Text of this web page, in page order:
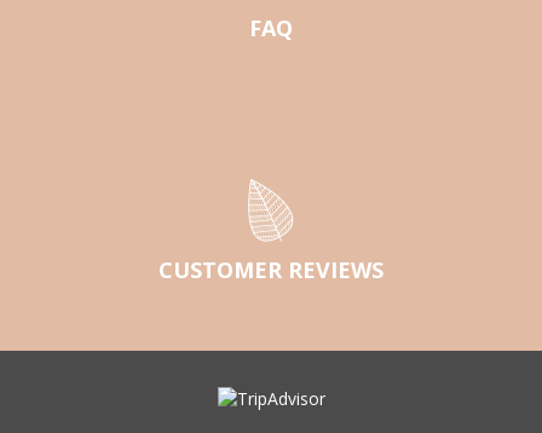
FAQ
CUSTOMER REVIEWS